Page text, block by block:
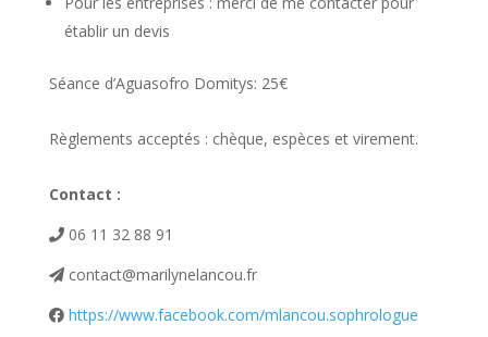
établir un devis
Séance d’Aguasofro Domitys: 25€
Règlements acceptés : chèque, espèces et virement.
Contact :
06 11 32 88 91
contact@marilynelancou.fr
https://www.facebook.com/mlancou.sophrologue